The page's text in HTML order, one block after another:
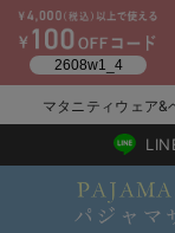
マタニティウェア&
送料495円(